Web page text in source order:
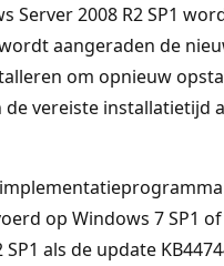
Server 2008 R2 SP1
aangeraden de
om opnieuw
vereiste installatietijd
op Windows 7 SP1
SP1 als de update